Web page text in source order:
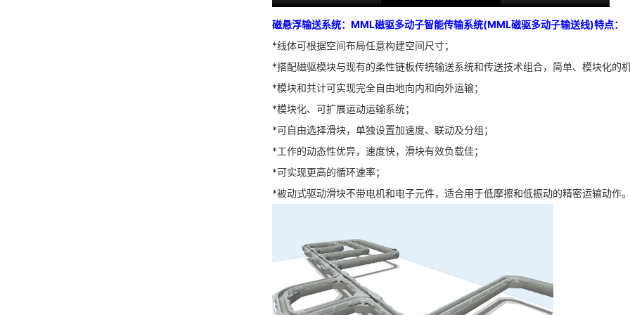
磁悬浮输送系统：MML磁驱多动子智能传输系统(MML磁驱多动子输送线)特点：
*线体可根据空间布局任意构建空间尺寸；
*搭配磁驱模块与现有的柔性链板传统输送系统和传送技术组合，简单、模块化的机
*模块和共计可实现完全自由地向内和向外运输；
*模块化、可扩展运动运输系统；
*可自由选择滑块，单独设置加速度、联动及分组；
*工作的动态性优异，速度快，滑块有效负载佳；
*可实现更高的循环速率；
*被动式驱动滑块不带电机和电子元件，适合用于低摩擦和低振动的精密运输动作。